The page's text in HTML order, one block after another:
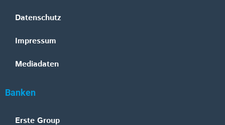
Datenschutz
Impressum
Mediadaten
Banken
Erste Group